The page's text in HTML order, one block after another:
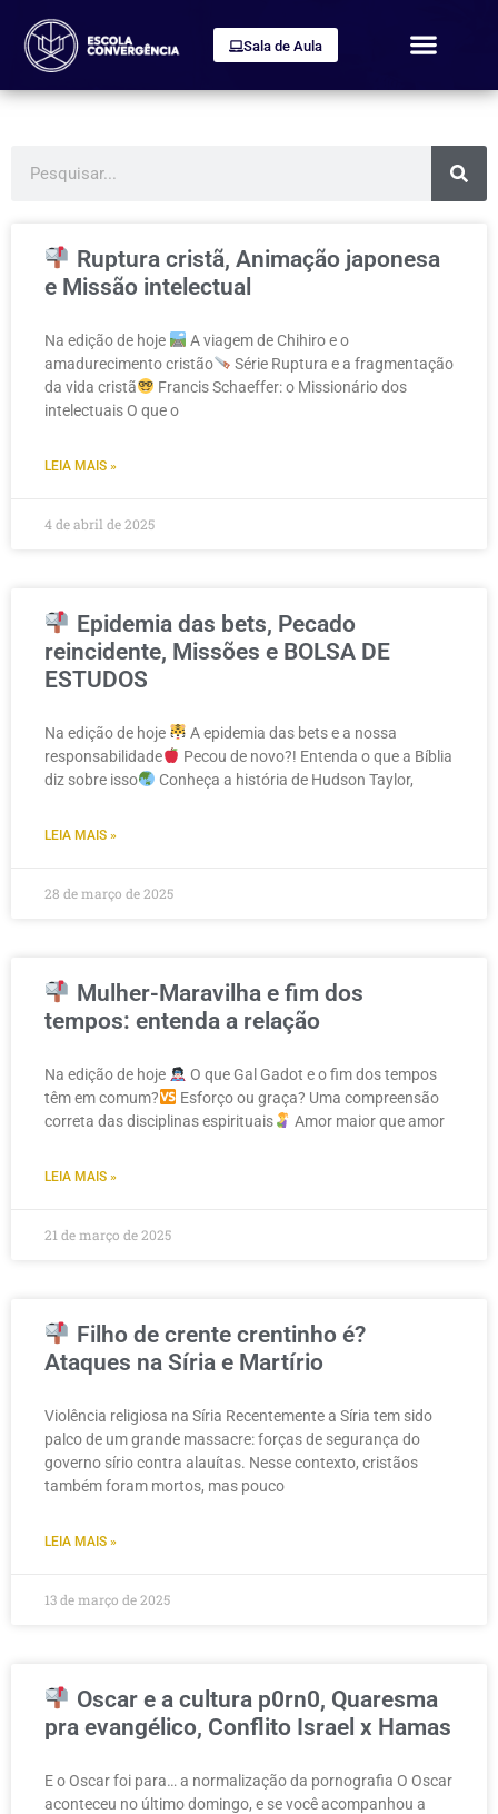
Sala de Aula
Ruptura cristã, Animação japonesa
e Missão intelectual
Na edição de hoje
A viagem de Chihiro e o
amadurecimento cristão
Série Ruptura e a fragmentação
da vida cristã
Francis Schaeffer: o Missionário dos
intelectuais O que o
LEIA MAIS »
4 de abril de 2025
Epidemia das bets, Pecado
reincidente, Missões e BOLSA DE
ESTUDOS
Na edição de hoje
A epidemia das bets e a nossa
responsabilidade
Pecou de novo?! Entenda o que a Bíblia
diz sobre isso
Conheça a história de Hudson Taylor,
LEIA MAIS »
28 de março de 2025
Mulher-Maravilha e fim dos
tempos: entenda a relação
Na edição de hoje
O que Gal Gadot e o fim dos tempos
têm em comum?
Esforço ou graça? Uma compreensão
correta das disciplinas espirituais
Amor maior que amor
LEIA MAIS »
21 de março de 2025
Filho de crente crentinho é?
Ataques na Síria e Martírio
Violência religiosa na Síria Recentemente a Síria tem sido
palco de um grande massacre: forças de segurança do
governo sírio contra alauítas. Nesse contexto, cristãos
também foram mortos, mas pouco
LEIA MAIS »
13 de março de 2025
Oscar e a cultura p0rn0, Quaresma
pra evangélico, Conflito Israel x Hamas
E o Oscar foi para… a normalização da pornografia O Oscar
aconteceu no último domingo, e se você acompanhou a